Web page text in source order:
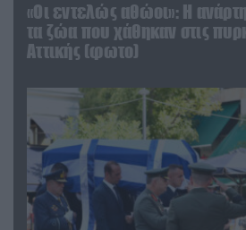
«Οι εντελώς αθώοι»: Η
τα ζώα που χάθηκαν στις
Αττικής (φωτο)